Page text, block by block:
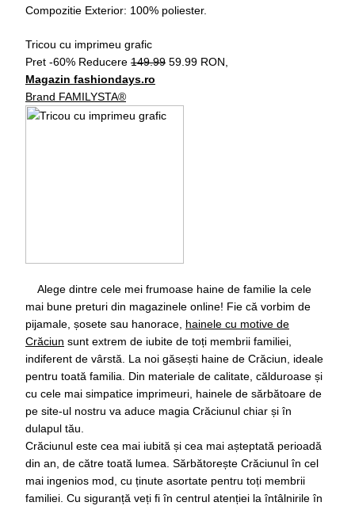
Compozitie Exterior: 100% poliester.
Tricou cu imprimeu grafic
Pret -60% Reducere 149.99 59.99 RON,
Magazin fashiondays.ro
Brand FAMILYSTA®
Alege dintre cele mei frumoase haine de familie la cele
mai bune preturi din magazinele online! Fie că vorbim de
pijamale, șosete sau hanorace, hainele cu motive de
Crăciun sunt extrem de iubite de toți membrii familiei,
indiferent de vârstă. La noi găsești haine de Crăciun, ideale
pentru toată familia. Din materiale de calitate, călduroase și
cu cele mai simpatice imprimeuri, hainele de sărbătoare de
pe site-ul nostru va aduce magia Crăciunul chiar și în
dulapul tău.
Crăciunul este cea mai iubită și cea mai așteptată perioadă
din an, de către toată lumea. Sărbătorește Crăciunul în cel
mai ingenios mod, cu ținute asortate pentru toți membrii
familiei. Cu siguranță veți fi în centrul atenției la întâlnirile în